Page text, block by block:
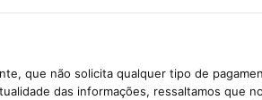
que não solicita qualquer tipo de
das informações, ressaltamos que